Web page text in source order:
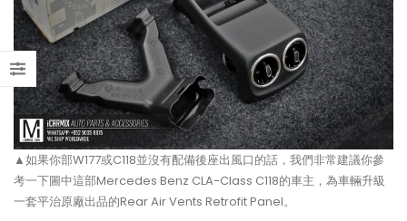
▲如果你部W177或C118並沒有配備後座出風口的話，我們非常建議你參
考一下圖中這部Mercedes Benz CLA-Class C118的車主，為車輛升級
一套平治原廠出品的Rear Air Vents Retrofit Panel。